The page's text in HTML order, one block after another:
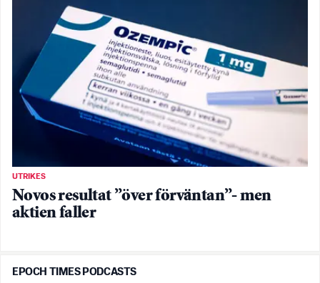
UTRIKES
Novos resultat ”över förväntan”- men
aktien faller
EPOCH TIMES PODCASTS